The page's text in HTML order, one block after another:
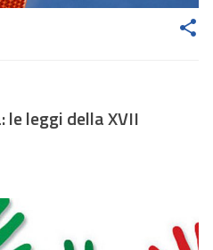
leggi della XVII